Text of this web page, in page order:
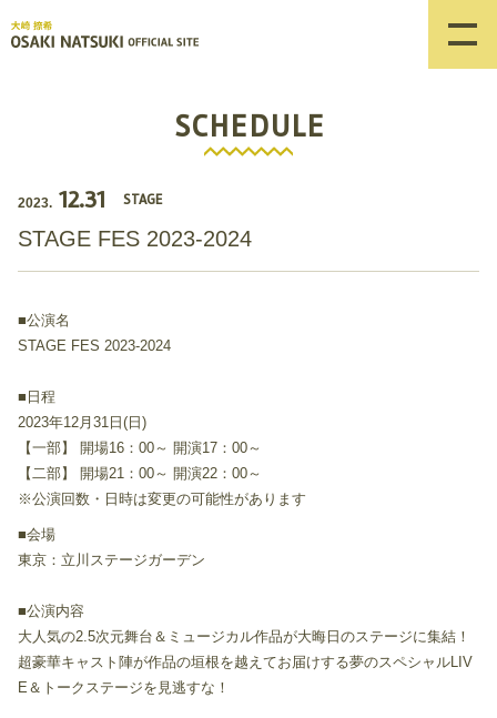
SCHEDULE
2023. 12.31 STAGE
STAGE FES 2023-2024
■公演名
STAGE FES 2023-2024
■日程
2023年12月31日(日)
【一部】 開場16：00～ 開演17：00～
【二部】 開場21：00～ 開演22：00～
※公演回数・日時は変更の可能性があります
■会場
東京：立川ステージガーデン
■公演内容
大人気の2.5次元舞台＆ミュージカル作品が大晦日のステージに集結！
超豪華キャスト陣が作品の垣根を越えてお届けする夢のスペシャルLIV
E＆トークステージを見逃すな！